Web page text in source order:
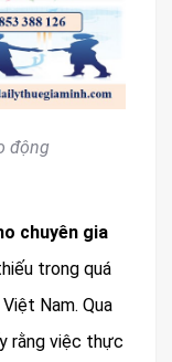
động
chuyên gia
trong quá
Nam. Qua
rằng việc thực